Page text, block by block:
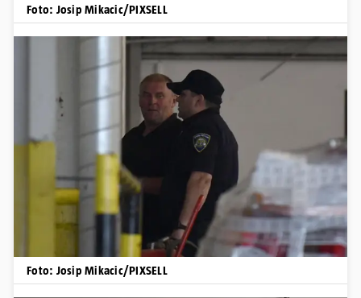
Foto: Josip Mikacic/PIXSELL
Foto: Josip Mikacic/PIXSELL